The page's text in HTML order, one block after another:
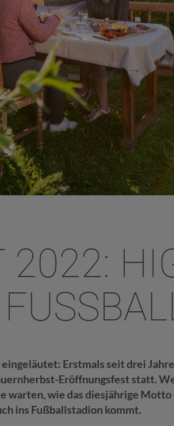
2022:
Erstmals seit drei
Eröffnungsfest statt.
warten, wie das diesjährige
ins Fußballstadion kommt.